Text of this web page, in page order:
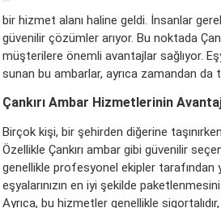
bir hizmet alanı haline geldi. İnsanlar
güvenilir çözümler arıyor. Bu noktada
müşterilere önemli avantajlar sağlıyor.
sunan bu ambarlar, ayrıca zamandan da
Çankırı Ambar Hizmetlerinin
Birçok kişi, bir şehirden diğerine
Özellikle Çankırı ambar gibi güvenilir
genellikle profesyonel ekipler tarafından
eşyalarınızın en iyi şekilde
Ayrıca, bu hizmetler genellikle